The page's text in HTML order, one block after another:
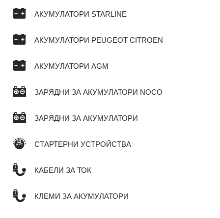
АКУМУЛАТОРИ STARLINE
АКУМУЛАТОРИ PEUGEOT CITROEN
АКУМУЛАТОРИ AGM
ЗАРЯДНИ ЗА АКУМУЛАТОРИ NOCO
ЗАРЯДНИ ЗА АКУМУЛАТОРИ
СТАРТЕРНИ УСТРОЙСТВА
КАБЕЛИ ЗА ТОК
КЛЕМИ ЗА АКУМУЛАТОРИ